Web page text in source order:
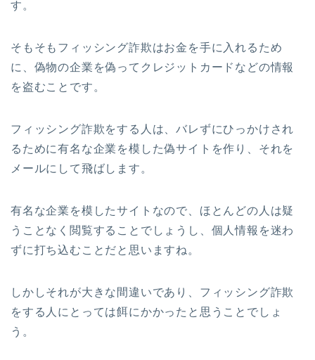
す。
そもそもフィッシング詐欺はお金を手に入れるため
に、偽物の企業を偽ってクレジットカードなどの情報
を盗むことです。
フィッシング詐欺をする人は、バレずにひっかけされ
るために有名な企業を模した偽サイトを作り、それを
メールにして飛ばします。
有名な企業を模したサイトなので、ほとんどの人は疑
うことなく閲覧することでしょうし、個人情報を迷わ
ずに打ち込むことだと思いますね。
しかしそれが大きな間違いであり、フィッシング詐欺
をする人にとっては餌にかかったと思うことでしょ
う。